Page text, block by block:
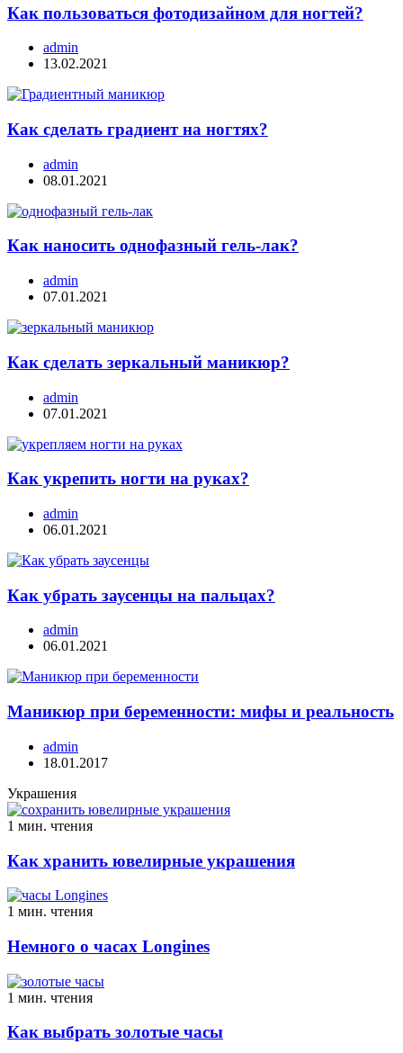
Как пользоваться фотодизайном для ногтей?
admin
13.02.2021
Как сделать градиент на ногтях?
admin
08.01.2021
Как наносить однофазный гель-лак?
admin
07.01.2021
Как сделать зеркальный маникюр?
admin
07.01.2021
Как укрепить ногти на руках?
admin
06.01.2021
Как убрать заусенцы на пальцах?
admin
06.01.2021
Маникюр при беременности: мифы и реальность
admin
18.01.2017
Украшения
1 мин. чтения
Как хранить ювелирные украшения
1 мин. чтения
Немного о часах Longines
1 мин. чтения
Как выбрать золотые часы